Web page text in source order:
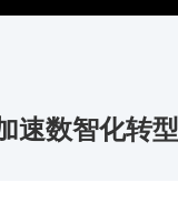
速数智化转